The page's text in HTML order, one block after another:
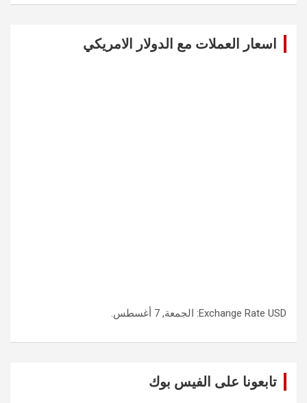
اسعار العملات مع الدولار الامريكي
Exchange Rate USD : الجمعة, 7 أغسطس.
تابعونا على الفيس بوك